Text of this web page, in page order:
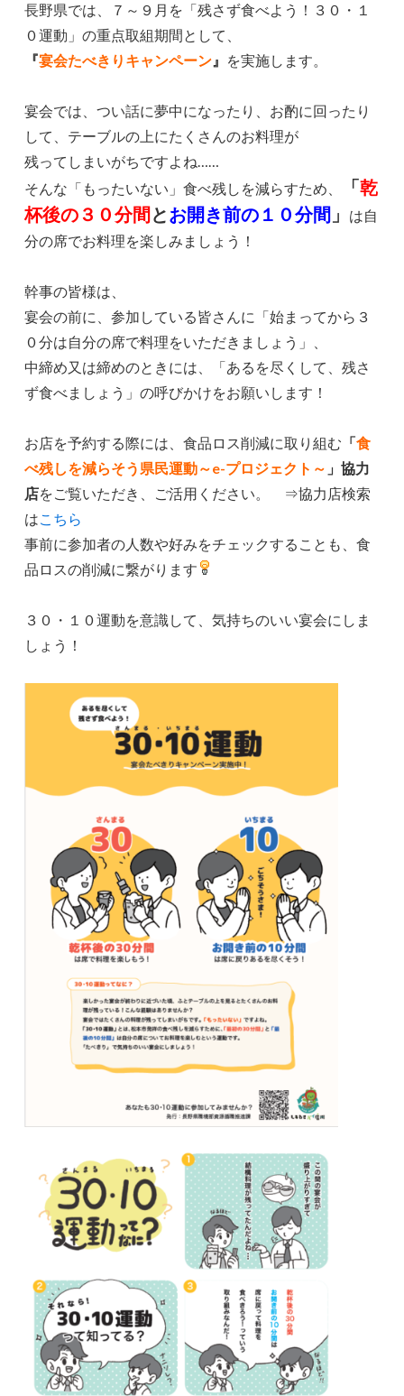
長野県では、７～９月を「残さず食べよう！３０・１
０運動」の重点取組期間として、
『宴会たべきりキャンペーン 』 を実施します。
宴会では、つい話に夢中になったり、お酌に回ったり
して、テーブルの上にたくさんのお料理が
残ってしまいがちですよね……
そんな「もったいない」食べ残しを減らすため、
「乾
杯後の３０分間 とお開き前の１０分間 」
は自
分の席でお料理を楽しみましょう！
幹事の皆様は、
宴会の前に、参加している皆さんに「始まってから３
０分は自分の席で料理をいただきましょう」、
中締め又は締めのときには、「あるを尽くして、残さ
ず食べましょう」の呼びかけをお願いします！
お店を予約する際には、食品ロス削減に取り組む 「食
べ残しを減らそう県民運動～e-プロジェクト～ 」協力
店をご覧いただき、ご活用ください。 ⇒協力店検索
はこちら
事前に参加者の人数や好みをチェックすることも、食
品ロスの削減に繋がります
３０・１０運動を意識して、気持ちのいい宴会にしま
しょう！